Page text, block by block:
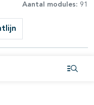
Aantal modules: 91